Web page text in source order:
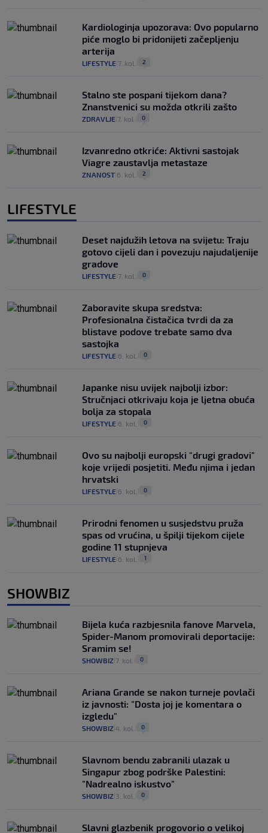
Kardiologinja upozorava: Ovo popularno
piće moglo bi pridonijeti začepljenju
arterija
LIFESTYLE 7. kol. 2
Stalno ste pospani tijekom dana?
Znanstvenici su možda otkrili zašto
ZDRAVLJE 7. kol. 0
Izvanredno otkriće: Aktivni sastojak
Viagre zaustavlja metastaze
ZNANOST 6. kol. 2
LIFESTYLE
Deset najdužih letova na svijetu: Traju
gotovo cijeli dan i povezuju najudaljenije
gradove
LIFESTYLE 7. kol. 0
Zaboravite skupa sredstva:
Profesionalna čistačica tvrdi da za
blistave podove trebate samo dva
sastojka
LIFESTYLE 6. kol. 0
Japanke nisu uvijek najbolji izbor:
Stručnjaci otkrivaju koja je ljetna obuća
bolja za stopala
LIFESTYLE 6. kol. 0
Ovo su najbolji europski "drugi gradovi"
koje vrijedi posjetiti. Među njima i jedan
hrvatski
LIFESTYLE 6. kol. 0
Prirodni fenomen u susjedstvu pruža
spas od vrućina, u špilji tijekom cijele
godine 11 stupnjeva
LIFESTYLE 6. kol. 1
SHOWBIZ
Bijela kuća razbjesnila fanove Marvela,
Spider-Manom promovirali deportacije:
Sramim se!
SHOWBIZ 7. kol. 0
Ariana Grande se nakon turneje povlači
iz javnosti: "Dosta joj je komentara o
izgledu"
SHOWBIZ 4. kol. 0
Slavnom bendu zabranili ulazak u
Singapur zbog podrške Palestini:
"Nadrealno iskustvo"
SHOWBIZ 3. kol. 0
Slavni glazbenik progovorio o velikoj